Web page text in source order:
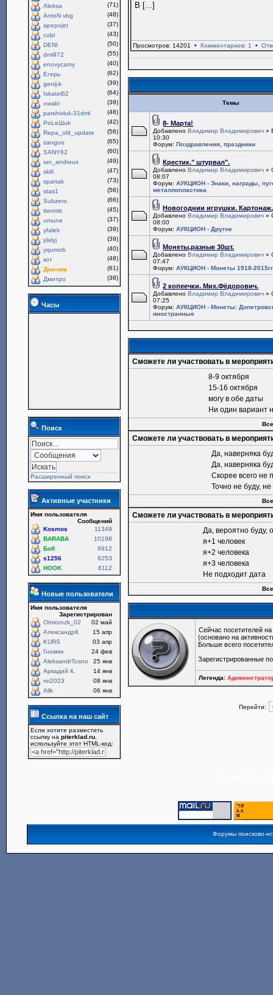
Aleksa
(71)
AntoN vbg
(48)
apepojet
(37)
cobl
(43)
DENI
(50)
dmi972
(55)
enovycamy
(40)
Егерь
(62)
genij-k
(39)
Iskatel62
(64)
owabi
(39)
parshivluk-31dml
(48)
PoLeШuk
(42)
Repa_old_update
(56)
sangoo
(65)
SANY62
(60)
ser_andreus
(49)
skifi
(47)
spartak
(73)
stas1
(56)
Subzero
(66)
ttermitt
(45)
umune
(37)
yfalek
(39)
ylalyj
(39)
yqumob
(40)
кот
(48)
Дон-ник
(61)
Дмитро
(38)
Часы
Поиск
Расширенный поиск
Активные участники
Имя пользователя
Сообщений
Kosmos
11349
BARABA
10198
Боб
9912
s1256
8253
HOOK
8112
Новые пользователи
Имя пользователя
Зарегистрирован
Otmorozk_02
02 май
АлександрК
15 апр
KURS
03 апр
Гномик
24 фев
AleksandrTosno
25 янв
Аркадий К.
14 янв
roi2023
08 янв
Alik
06 янв
Ссылка на наш сайт
Если хотите разместить
ссылку наpiterklad.ru
используйте этот HTML-код:
В [...]
Просмотров: 14201 •Комментариев: 1 •
Темы
8- Марта!
ДобавленоВладимир Владимирович »
10:30
Форум:Поздравления, праздники
Крестик." штурвал".
ДобавленоВладимир Владимирович »
08:07
Форум:АУКЦИОН - Знаки, награды,
металлопластика
Новогоднии игрушки. Картонаж.
ДобавленоВладимир Владимирович »
08:00
Форум:АУКЦИОН - Другое
Монеты,разные 30шт.
ДобавленоВладимир Владимирович »
07:47
Форум:АУКЦИОН - Монеты 1918-
2 копеечки. Мих.Фёдорович.
ДобавленоВладимир Владимирович »
07:25
Форум:АУКЦИОН - Монеты:
иностранные
Сможете ли участвовать в
8-9 октября
15-16 октября
могу в обе даты
Ни один вариант
Сможете ли участвовать в
Да, наверняка
Да, наверняка
Скорее всего не
Точно не буду,
Сможете ли участвовать в
Да, вероятно буду,
я+1 человек
я+2 человека
я+3 человека
Не подходит дата
Сейчас посетителей
(основано на
Больше всего
Зарегистрированные
Легенда:
Перейти:
Форумы поисково-